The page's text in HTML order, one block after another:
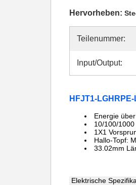
Hervorheben:
Teilenummer:
Input/Output:
HFJT1-
Energie
10/100/
1X1
Hallo-Topf:
33.02mm
Elektrische